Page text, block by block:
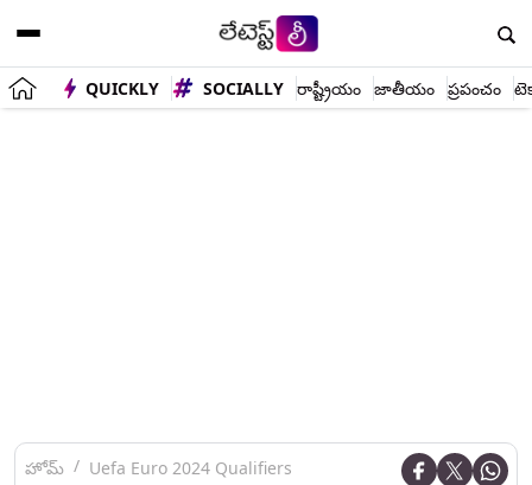
QUICKLY SOCIALLY రాష్ట్రీయం జాతీయం ప్రపంచం
హోమ్ Uefa Euro 2024 Qualifiers